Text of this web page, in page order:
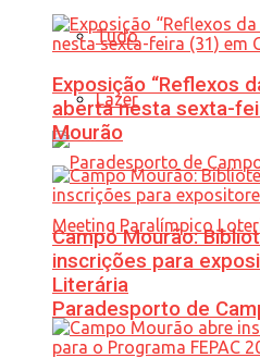
Tudo
Lazer
Paradesporto de
Exposição “Reflexos
aberta nesta sexta-
Mourão
Campo Mourão:
inscrições para
Literária